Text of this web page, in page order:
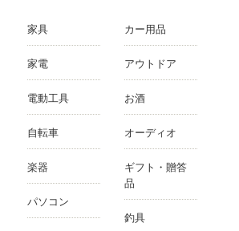
家具
家電
電動工具
自転車
楽器
パソコン
カー用品
アウトドア
お酒
オーディオ
ギフト・贈答
品
釣具